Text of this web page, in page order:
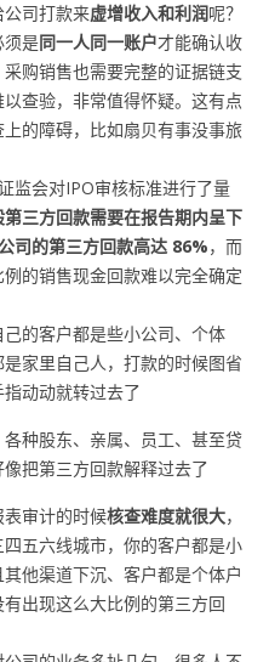
司打款来虚增收入和利润呢？
须是同一人同一账户才能确认收
购销售也需要完整的证据链支
查验，非常值得怀疑。这有点
的障碍，比如扇贝有事没事旅
监会对IPO审核标准进行了量
第三方回款需要在报告期内呈下
司的第三方回款高达 86%，而
的销售现金回款难以完全确定
的客户都是些小公司、个体
家里自己人，打款的时候图省
动动就转过去了
种股东、亲属、员工、甚至贷
把第三方回款解释过去了
审计的时候核查难度就很大，
五六线城市，你的客户都是小
他渠道下沉、客户都是个体户
出现这么大比例的第三方回